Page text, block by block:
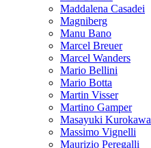
Maddalena Casadei
Magniberg
Manu Bano
Marcel Breuer
Marcel Wanders
Mario Bellini
Mario Botta
Martin Visser
Martino Gamper
Masayuki Kurokawa
Massimo Vignelli
Maurizio Peregalli